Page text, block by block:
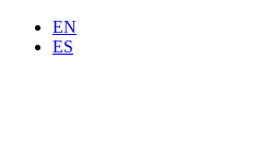
EN
ES